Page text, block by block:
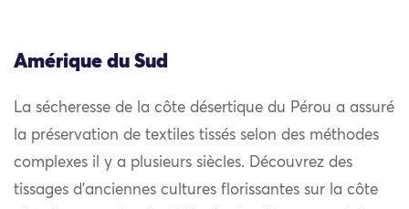
Amérique du Sud
La sécheresse de la côte désertique du Pérou a assuré
la préservation de textiles tissés selon des méthodes
complexes il y a plusieurs siècles. Découvrez des
tissages d’anciennes cultures florissantes sur la côte